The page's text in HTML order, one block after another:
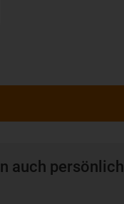
auch persönlich